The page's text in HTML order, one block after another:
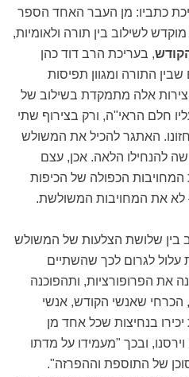
כתביו: מן העבר האחד הספר
לשילוב בין תורה ולאומיות,
, בעריכת הרב דוד כהן
התורה ומגוון תפיסות
אלה מתמקדת בשילוב של
חלם הראי"ה, ורק בצירוף שתי
חזונו. האתגר להכיל את המשולש
להנחילו הלאה. אכן, עצם
הכפולה של הכיפות
לא את המחויבות המשולשת.
בין שלושת הצלעות של המשולש
לגרום לכך שהשתיים
את הפרופורציות, ותהפוכנה
הכרחי שאנשי הקודש, אנשי
יכירו בנחיצות שכל אחד מן
ובכך "מעמידו על מדתו
של התוספת וההפרזה".